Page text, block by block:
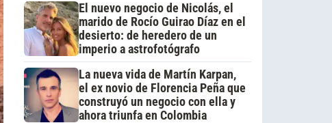
El nuevo negocio de Nicolás, el
marido de Rocío Guirao Díaz en el
desierto: de heredero de un
imperio a astrofotógrafo
La nueva vida de Martín Karpan,
el ex novio de Florencia Peña que
construyó un negocio con ella y
ahora triunfa en Colombia